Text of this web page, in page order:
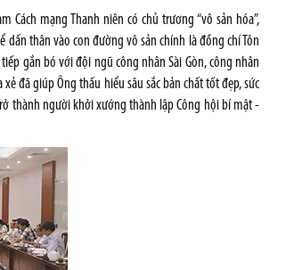
Cách mạng Thanh niên có chủ trương “vô sản hóa”,
thân vào con đường vô sản chính là đồng chí Tôn
gắn bó với đội ngũ công nhân Sài Gòn, công nhân
đã giúp Ông thấu hiểu sâu sắc bản chất tốt đẹp, sức
thành người khởi xướng thành lập Công hội bí mật -